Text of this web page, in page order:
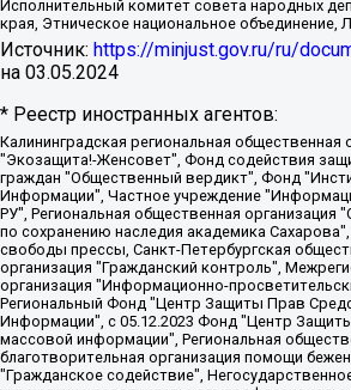
Исполнительный комитет совета народных
края, Этническое национальное объединение,
Источник: https://minjust.gov.ru/ru/
на 03.05.2024
* Реестр иностранных агентов:
Калининградская региональная общественная организация "Экозащита!-Женсовет", Фонд содействия защите прав и свобод граждан "Общественный вердикт", Фонд "Институт Развития Свободы Информации", Частное учреждение "Информационное агентство МЕМО. РУ", Региональная общественная организация "Общественная комиссия по сохранению наследия академика Сахарова", Фонд поддержки свободы прессы, Санкт-Петербургская общественная правозащитная организация "Гражданский контроль", Межрегиональная общественная организация "Информационно-просветительский центр "Мемориал", Региональный Фонд "Центр Защиты Прав Средств Массовой Информации", с 05.12.2023 Фонд "Центр Защиты Прав Средств массовой информации", Региональная общественная благотворительная организация помощи беженцам и мигрантам "Гражданское содействие", Негосударственное образовательное учреждение дополнительного профессионального образования (повышение квалификации) специалистов "АКАДЕМИЯ ПО ПРАВАМ ЧЕЛОВЕКА", Свердловская региональная общественная организация "Сутяжник", Автономная некоммерческая организация "Центр независимых социологических исследований", Союз общественных объединений "Российский исследовательский центр по правам человека", Региональное общественное учреждение научно-информационный центр "МЕМОРИАЛ", Некоммерческая организация "Фонд защиты гласности", Автономная некоммерческая организация "Институт прав человека", Городская общественная организация "Екатеринбургское общество "МЕМОРИАЛ", Городская общественная организация "Рязанское историко-просветительское и правозащитное общество "Мемориал" (Рязанский Мемориал), Челябинский региональный орган общественной самодеятельности – женское общественное объединение "Женщины Евразии", Челябинский региональный орган общественной самодеятельности "Уральская правозащитная группа", Фонд содействия защите здоровья и социальной справедливости имени Андрея Рылькова, Автономная Некоммерческая Организация "Аналитический Центр Юрия Левады", Автономная некоммерческая организация социальной поддержки населения "Проект Апрель", Региональная общественная организация помощи женщинам и детям, находящимся в кризисной ситуации "Информационно-методический центр "Анна", Фонд содействия развитию массовых коммуникаций и правовому просвещению "Так-так-Так", Фонд содействия устойчивому развитию "Серебряная тайга", Свердловский региональный общественный фонд социальных проектов "Новое время", "Idel.Реалии", Кавказ.Реалии, Крым.Реалии, Телеканал Настоящее Время, Татаро-башкирская служба Радио Свобода (Azatliq Radiosi), Радио Свободная Европа/Радио Свобода (PCE/PC), "Сибирь.Реалии", "Фактограф", Благотворительный фонд помощи осужденным и их семьям, Автономная некоммерческая организация "Институт глобализации и социальных движений", Фонд "В защиту прав заключенных", Частное учреждение "Центр поддержки и содействия развитию средств массовой информации", Пензенский региональный общественный благотворительный фонд "Гражданский союз", "Север.Реалии", Некоммерческая организация Фонд "Правовая инициатива", Общество с ограниченной ответственностью "Радио Свободная Европа/Радио Свобода", Чешское информационное агентство "MEDIUM-ORIENT", Красноярская региональная общественная организация "Мы против СПИДа", Камалягин Денис Николаевич, Маркелов Сергей Евгеньевич, Пономарев Лев Александрович, Савицкая Людмила Алексеевна, Автономная некоммерческая организация "Центр по работе с проблемой насилия "НАСИЛИЮ.НЕТ", Межрегиональный профессиональный союз работников здравоохранения "Альянс врачей", Юридическое лицо, зарегистрированное в Латвийской Республике, SIA "Medusa Project" (регистрационный номер 40103797863, дата регистрации 10.06.2014), Некоммерческая организация "Фонд по борьбе с коррупцией", Автономная некоммерческая организация "Институт права и публичной политики", Баданин Роман Сергеевич, Гликин Максим Александрович, Железнова Мария Михайловна, Лукьянова Юлия Сергеевна, Маетная Елизавета Витальевна, Маняхин Петр Борисович, Чуракова Ольга Владимировна, Ярош Юлия Петровна, Юридическое лицо "The Insider SIA", зарегистрированное в Риге, Латвийская Республика (дата регистрации 26.06.2015), являющееся администратором доменного имени интернет-издания "The Insider SIA", https://theins.ru, Постернак Алексей Евгеньевич, Рубин Михаил Аркадьевич, Анин Роман Александрович, Юридическое лицо Istories fonds, зарегистрированное в Латвийской Республике (регистрационный номер 50008295751, дата регистрации 24.02.2020), Великовский Дмитрий Александрович, Долинина Ирина Николаевна, Мароховская Алеся Алексеевна, Шлейнов Роман Юрьевич, Шмагун Олеся Валентиновна, Общество с ограниченной ответственностью "Альтаир 2021", Общество с ограниченной ответственностью "Вега 2021", Общество с ограниченной ответственностью "Главный редактор 2021", Общество с ограниченной ответственностью "Ромашки монолит", Важенков Артем Валерьевич, Ивановская областная общественная организация "Центр гендерных исследований", Гурман Юрий Альбертович, Медиапроект "ОВД-Инфо", Егоров Владимир Владимирович, Жилинский Владимир Александрович, Общество с ограниченной ответственностью "ЗП", Иванова София Юрьевна, Карезина Инна Павловна, Кильтау Екатерина Викторовна, Петров Алексей Викторович, Пискунов Сергей Евгеньевич, Смирнов Сергей Сергеевич, Тихонов Михаил Сергеевич, Общество с ограниченной ответственностью "ЖУРНАЛИСТ-ИНОСТРАННЫЙ АГЕНТ", Арапова Галина Юрьевна, Вольтская Татьяна Анатольевна, Американская компания "Mason G.E.S. Anonymous Foundation" (США), являющаяся владельцем интернет-издания https://mnews.world/, Компания "Stichting Bellingcat", зарегистрированная в Нидерландах (дата регистрации 11.07.2018), Захаров Андрей Вячеславович, Клепиковская Екатерина Дмитриевна, Общество с ограниченной ответственностью "МЕМО", Перл Роман Александрович, Симонов Евгений Алексеевич, Соловьева Елена Анатольевна, Сотников Даниил Владимирович, Сурначева Елизавета Дмитриевна, Автономная некоммерческая организация по защите прав человека и информированию населения "Якутия – Наше Мнение", Общество с ограниченной ответственностью "Москоу диджитал медиа", с 26.01.2023 Общество с ограниченной ответственностью "Чайка Белые сады", Ветошкина Валерия Валерьевна, Заговора Максим Александрович, Межрегиональное общественное движение "Российская ЛГБТ - сеть", Оленичев Максим Владимирович, Павлов Иван Юрьевич, Скворцова Елена Сергеевна, Общество с ограниченной ответственностью "Как бы инагент", Кочетков Игорь Викторович, Общество с ограниченной ответственностью "Честные выборы", Еланчик Олег Александрович, Общество с ограниченной ответственностью "Нобелевский призыв", Гималова Регина Эмилевна, Григорьев Андрей Валерьевич, Григорьева Алина Александровна, Ассоциация по содействию защите прав призывников, альтернативнослужащих и военнослужащих "Правозащитная группа "Гражданин.Армия.Право", Хисамова Регина Фаритовна, Автономная некоммерческая организация по реализации социально-правовых программ "Лилит", Дальневосточное общественное движение "Маяк", Санкт-Петербургская ЛГБТ-инициативная группа "Выход", Инициативная группа ЛГБТ+ "Реверс", Алексеев Андрей Викторович, Бекбулатова Таисия Львовна, Беляев Иван Михайлович, Владыкина Елена Сергеевна, Гельман Марат Александрович, Никульшина Вероника Юрьевна, Толоконникова Надежда Андреевна, Шендерович Виктор Анатольевич, Общество с ограниченной ответственностью "Данное сообщение", Общество с ограниченной ответственностью Издательский дом "Новая глава", Айнбиндер Александра Александровна, Московский комьюнити-центр для ЛГБТ+инициатив, Благотворительный фонд развития филантропии, Deutsche Welle (Германия, Kurt-Schumacher-Strasse 3, 53113 Bonn), Борзунова Мария Михайловна, Воробьев Виктор Викторович, Голубева Анна Львовна, Константинова Алла Михайловна, Малкова Ирина Владимировна, Мурадов Мурад Абдулгалимович, Осетинская Елизавета Николаевна, Понасенков Евгений Николаевич, Ганапольский Матвей Юрьевич, Киселев Евгений Алексеевич, Борухович Ирина Григорьевна, Дремин Иван Тимофеевич,